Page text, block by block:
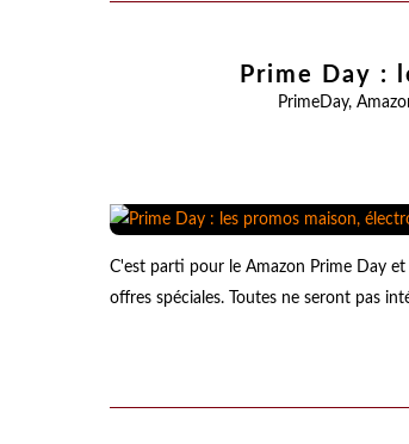
Prime Day :
PrimeDay,
C'est parti pour le Amazon Prime Day
offres spéciales. Toutes ne seront pas